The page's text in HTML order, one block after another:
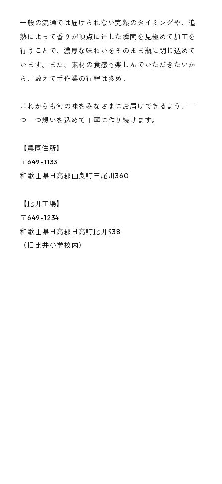
バジル
一般の流通では届けられない完熟のタイミングや、追
熟によって香りが頂点に達した瞬間を見極めて加工を
行うことで、濃厚な味わいをそのまま瓶に閉じ込めて
います。また、素材の食感も楽しんでいただきたいか
ら、敢えて手作業の行程は多め。
これからも旬の味をみなさまにお届けできるよう、一
つ一つ想いを込めて丁寧に作り続けます。
【農園住所】
〒649-1133
和歌山県日高郡由良町三尾川360
【比井工場】
〒649-1234
和歌山県日高郡日高町比井938
（旧比井小学校内）